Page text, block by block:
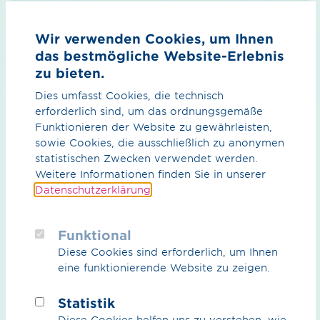
Nachricht*
Mit Setzen des Häkchens im nebenstehenden
Wir verwenden Cookies, um Ihnen
das bestmögliche Website-Erlebnis
zu bieten.
Dies umfasst Cookies, die technisch
erforderlich sind, um das ordnungsgemäße
Funktionieren der Website zu gewährleisten,
sowie Cookies, die ausschließlich zu anonymen
statistischen Zwecken verwendet werden.
Weitere Informationen finden Sie in unserer
Datenschutzerklärung
Funktional
Diese Cookies sind erforderlich, um Ihnen
eine funktionierende Website zu zeigen.
Statistik